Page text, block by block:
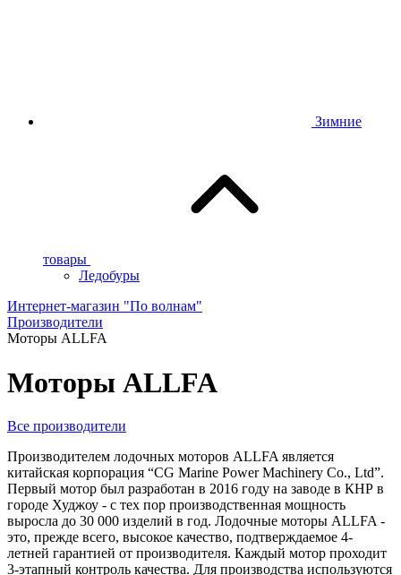
Зимние
товары
Ледобуры
Интернет-магазин "По волнам"
Производители
Моторы ALLFA
Моторы ALLFA
Все производители
Производителем лодочных моторов ALLFA является
китайская корпорация “CG Marine Power Machinery Co., Ltd”.
Первый мотор был разработан в 2016 году на заводе в КНР в
городе Худжоу - с тех пор производственная мощность
выросла до 30 000 изделий в год. Лодочные моторы ALLFA -
это, прежде всего, высокое качество, подтверждаемое 4-
летней гарантией от производителя. Каждый мотор проходит
3-этапный контроль качества. Для производства используются